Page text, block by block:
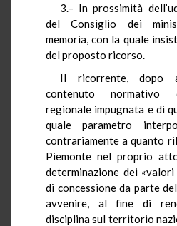
3.– In prossimità
del Consiglio dei
memoria, con la quale
del proposto ricorso.
Il ricorrente, dopo
contenuto normativo
regionale impugnata e di
quale parametro
contrariamente a quanto
Piemonte nel proprio
determinazione dei «valori
di concessione da parte
avvenire, al fine di
disciplina sul territorio